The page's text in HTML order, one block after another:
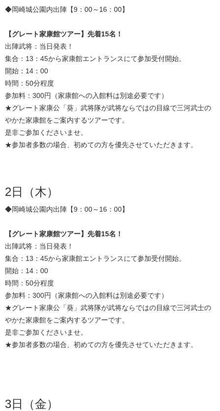
◆岡崎城公園内出陣【9：00～16：00】
【グレート家康館ツアー】先着15名！
出陣武将：当日発表！
集合：13：45から家康館エントランスにて参加受付開始。
開始：14：00
時間：50分程度
参加料：300円（家康館への入館料は別途必要です）
★グレート家康公「葵」武将隊が武将ならではの目線で三河武士の
やかた家康館をご案内するツアーです。
是非ご参加くださいませ。
★参加者多数の場合、初めての方を優先させていただきます。
2日（木）
◆岡崎城公園内出陣【9：00～16：00】
【グレート家康館ツアー】先着15名！
出陣武将：当日発表！
集合：13：45から家康館エントランスにて参加受付開始。
開始：14：00
時間：50分程度
参加料：300円（家康館への入館料は別途必要です）
★グレート家康公「葵」武将隊が武将ならではの目線で三河武士の
やかた家康館をご案内するツアーです。
是非ご参加くださいませ。
★参加者多数の場合、初めての方を優先させていただきます。
3日（金）